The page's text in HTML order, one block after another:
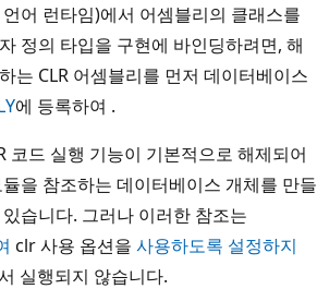
어 런타임)에서 어셈블리의 클래스를
정의 타입을 구현에 바인딩하려면, 해
는 CLR 어셈블리를 먼저 데이터베이스
에 등록하여 .
코드 실행 기능이 기본적으로 해제되어
을 참조하는 데이터베이스 개체를 만들
습니다. 그러나 이러한 참조는
clr 사용 옵션을 사용하도록 설정하지
실행되지 않습니다.